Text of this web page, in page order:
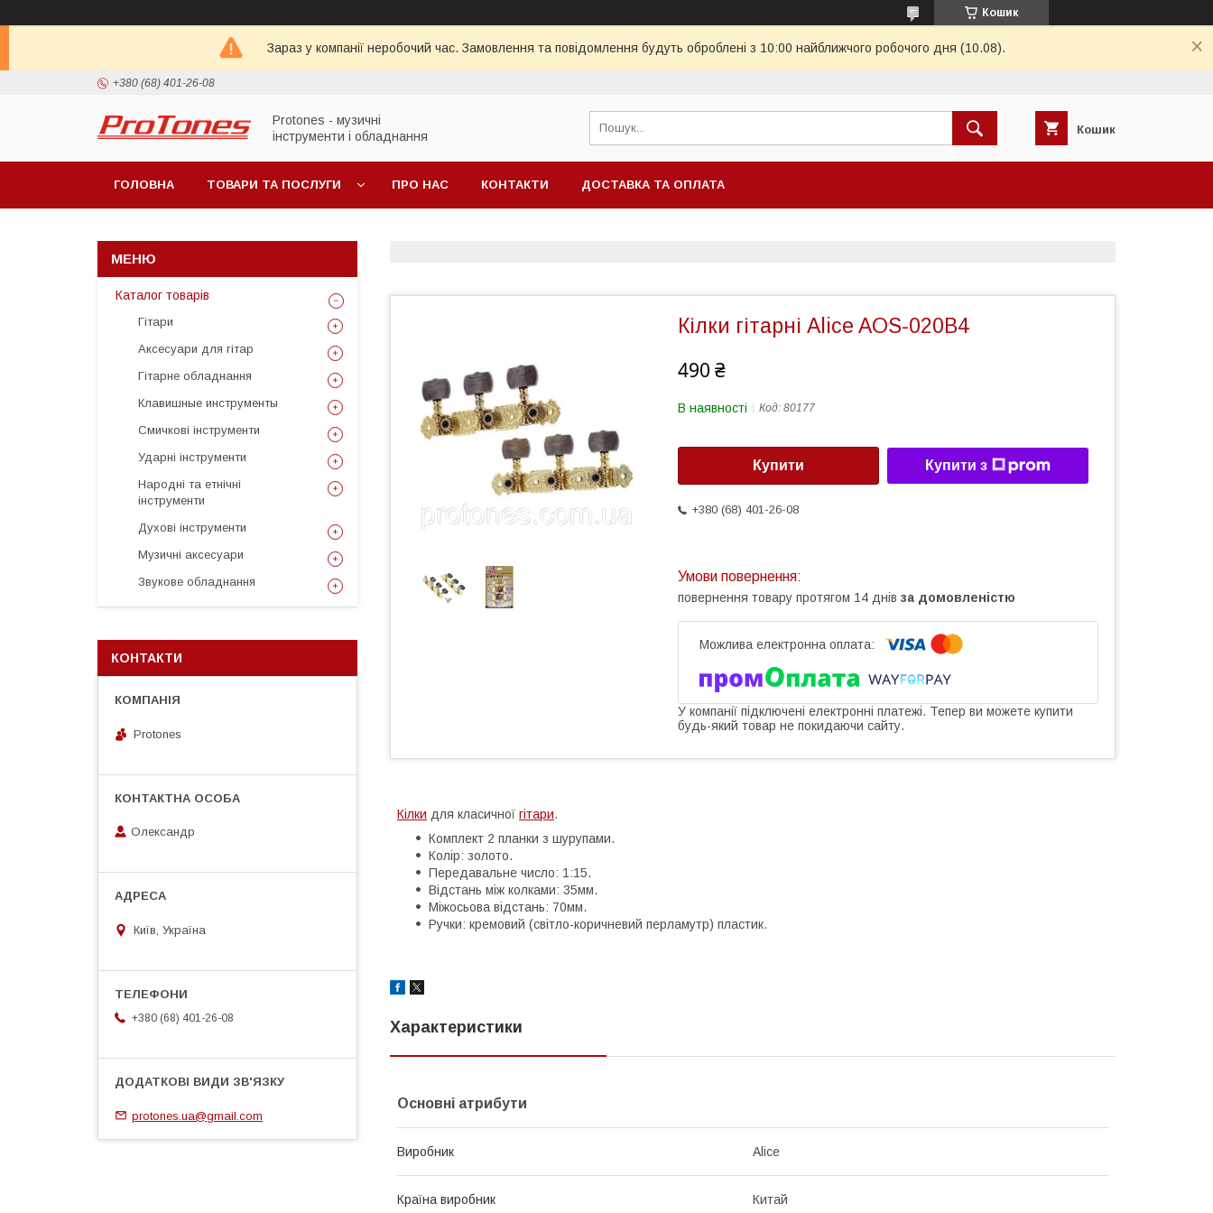
Кошик
Зараз у компанії неробочий час. Замовлення та повідомлення будуть оброблені з 10:00 найближчого робочого дня (10.08).
+380 (68) 401-26-08
Protones - музичні
інструменти і обладнання
Кошик
ГОЛОВНА ТОВАРИ ТА ПОСЛУГИ ПРО НАС КОНТАКТИ ДОСТАВКА ТА ОПЛАТА
Кілки гітарні Alice AOS-020B4
490 ₴
В наявності Код: 80177
Купити Купити з
+380 (68) 401-26-08
повернення товару протягом 14 днів за домовленістю
У компанії підключені електронні платежі. Тепер ви можете купити
будь-який товар не покидаючи сайту.
Кілки для класичної гітари.
Комплект 2 планки з шурупами.
Колір: золото.
Передавальне число: 1:15.
Відстань між колками: 35мм.
Міжосьова відстань: 70мм.
Ручки: кремовий (світло-коричневий перламутр) пластик.
Характеристики
Основні атрибути
Виробник Alice
Країна виробник Китай
Каталог товарів
Гітари
Аксесуари для гітар
Гітарне обладнання
Клавишные инструменты
Смичкові інструменти
Ударні інструменти
Народні та етнічні
інструменти
Духові інструменти
Музичні аксесуари
Звукове обладнання
КОНТАКТИ
Protones
Олександр
Київ, Україна
+380 (68) 401-26-08
protones.ua@gmail.com